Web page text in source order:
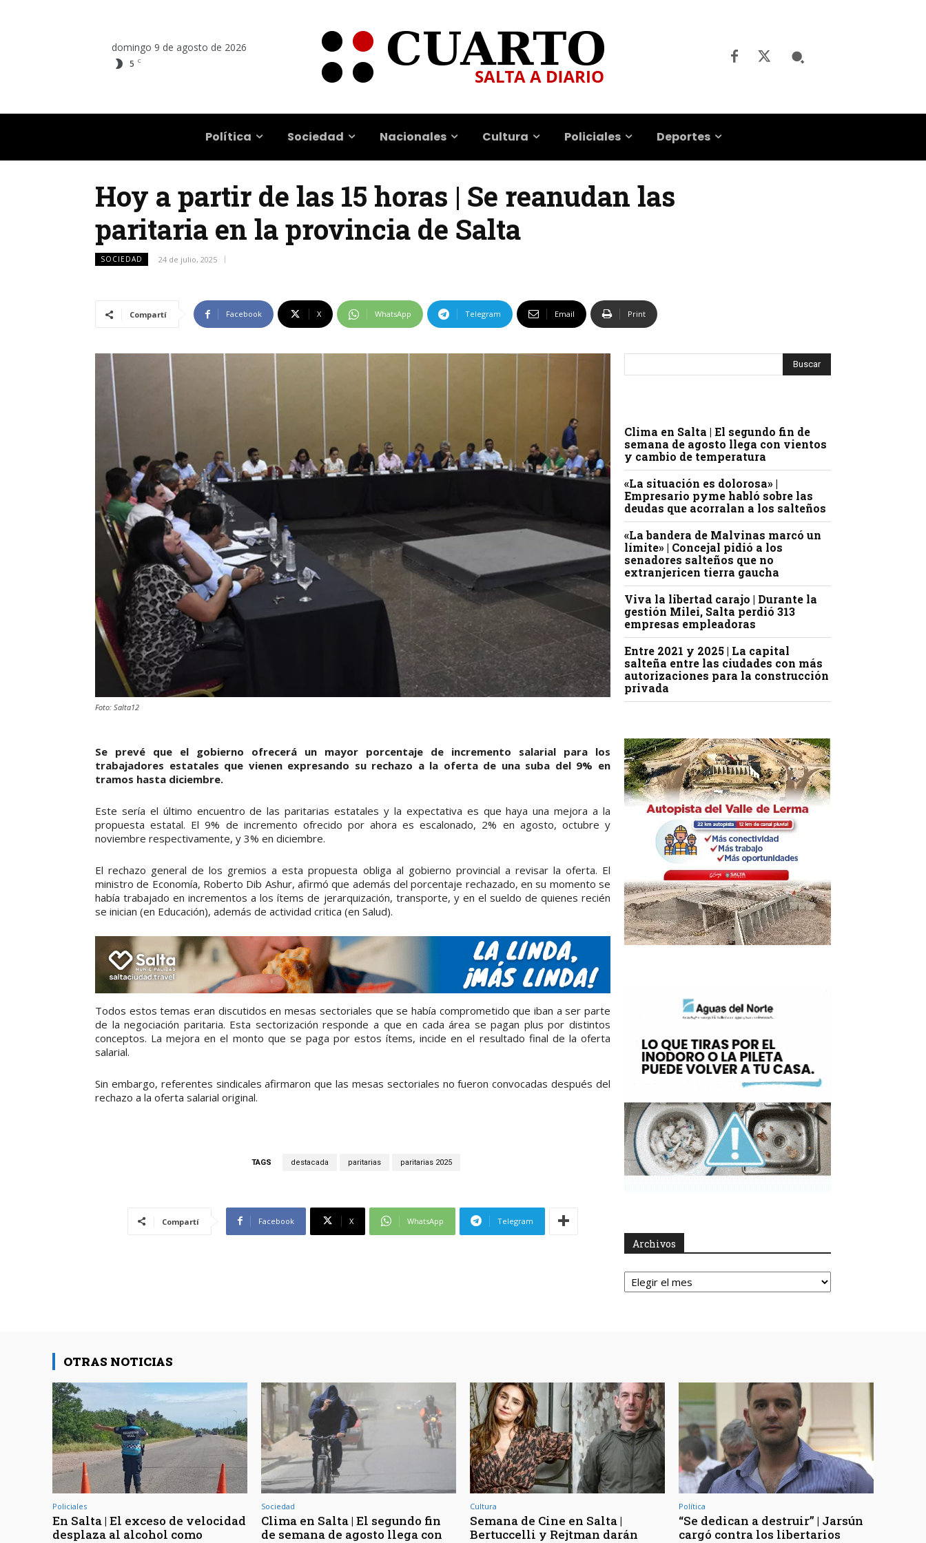
domingo 9 de agosto de 2026
5 C
Política Sociedad Nacionales Cultura Policiales Deportes
Hoy a partir de las 15 horas | Se reanudan las
paritaria en la provincia de Salta
SOCIEDAD 24 de julio, 2025
Compartí Facebook X WhatsApp Telegram Email Print
Foto: Salta12
Se prevé que el gobierno ofrecerá un mayor porcentaje de incremento salarial para los
trabajadores estatales que vienen expresando su rechazo a la oferta de una suba del 9% en
tramos hasta diciembre.
Este sería el último encuentro de las paritarias estatales y la expectativa es que haya una mejora a la
propuesta estatal. El 9% de incremento ofrecido por ahora es escalonado, 2% en agosto, octubre y
noviembre respectivamente, y 3% en diciembre.
El rechazo general de los gremios a esta propuesta obliga al gobierno provincial a revisar la oferta. El
ministro de Economía, Roberto Dib Ashur, afirmó que además del porcentaje rechazado, en su momento se
había trabajado en incrementos a los ítems de jerarquización, transporte, y en el sueldo de quienes recién
se inician (en Educación), además de actividad critica (en Salud).
Todos estos temas eran discutidos en mesas sectoriales que se había comprometido que iban a ser parte
de la negociación paritaria. Esta sectorización responde a que en cada área se pagan plus por distintos
conceptos. La mejora en el monto que se paga por estos ítems, incide en el resultado final de la oferta
salarial.
Sin embargo, referentes sindicales afirmaron que las mesas sectoriales no fueron convocadas después del
rechazo a la oferta salarial original.
TAGS destacada paritarias paritarias 2025
Compartí Facebook X WhatsApp Telegram
Clima en Salta | El segundo fin de
semana de agosto llega con vientos
y cambio de temperatura
«La situación es dolorosa» |
Empresario pyme habló sobre las
deudas que acorralan a los salteños
«La bandera de Malvinas marcó un
límite» | Concejal pidió a los
senadores salteños que no
extranjericen tierra gaucha
Viva la libertad carajo | Durante la
gestión Milei, Salta perdió 313
empresas empleadoras
Entre 2021 y 2025 | La capital
salteña entre las ciudades con más
autorizaciones para la construcción
privada
Archivos
Archivos
OTRAS NOTICIAS
Policiales
En Salta | El exceso de velocidad
desplaza al alcohol como
Sociedad
Clima en Salta | El segundo fin
de semana de agosto llega con
Cultura
Semana de Cine en Salta |
Bertuccelli y Rejtman darán
Política
“Se dedican a destruir” | Jarsún
cargó contra los libertarios